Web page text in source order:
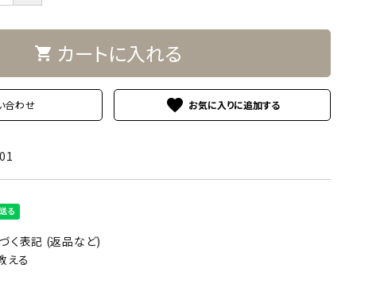
shopping_cart カートに入れる
合わせ favorite
く表記 (返品など)
える